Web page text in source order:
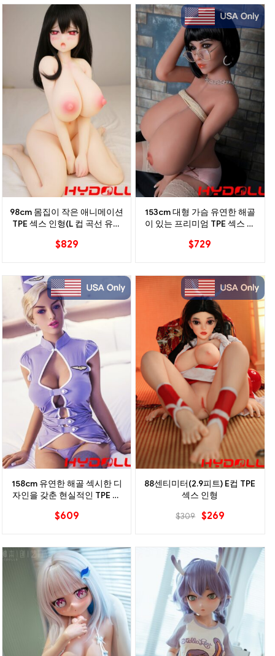
98cm 몸집이 작은 애니메이션
TPE 섹스 인형(L 컵 곡선 유연
$829
153cm 대형 가슴 유연한 해골
이 있는 프리미엄 TPE 섹스 인
$729
158cm 유연한 해골 섹시한 디
자인을 갖춘 현실적인 TPE 섹
$609
88센티미터(2.9피트) E컵 TPE
섹스 인형
$309 $269